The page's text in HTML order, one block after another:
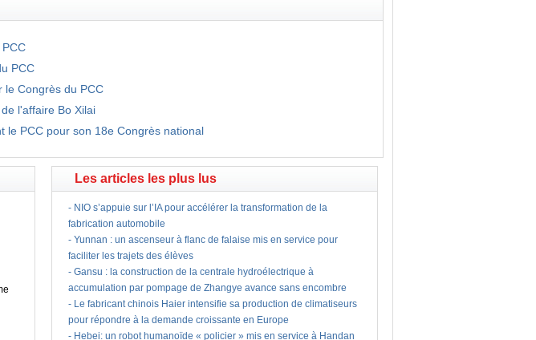
PCC
le Congrès du PCC
l'affaire Bo Xilai
le PCC pour son 18e Congrès national
Les articles les plus lus
- NIO s’appuie sur l’IA pour accélérer la transformation de la
fabrication automobile
- Yunnan : un ascenseur à flanc de falaise mis en service pour
faciliter les trajets des élèves
- Gansu : la construction de la centrale hydroélectrique à
accumulation par pompage de Zhangye avance sans encombre
- Le fabricant chinois Haier intensifie sa production de climatiseurs
pour répondre à la demande croissante en Europe
- Hebei: un robot humanoïde « policier » mis en service à Handan